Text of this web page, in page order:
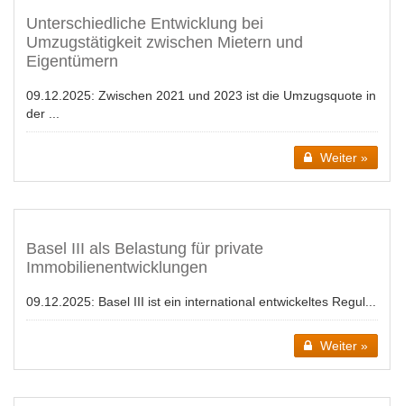
Unterschiedliche Entwicklung bei
Umzugstätigkeit zwischen Mietern und
Eigentümern
09.12.2025: Zwischen 2021 und 2023 ist die Umzugsquote in
der ...
Weiter »
Basel III als Belastung für private
Immobilienentwicklungen
09.12.2025: Basel III ist ein international entwickeltes Regul...
Weiter »